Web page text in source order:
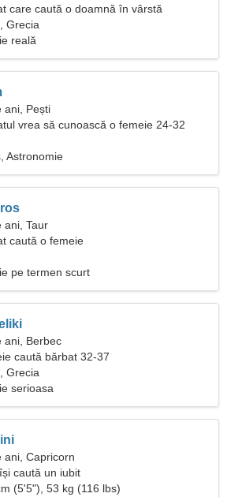
care caută o doamnă în vârstă
Grecia
reală
ani, Pești
vrea să cunoască o femeie 24-32
Astronomie
ani, Taur
caută o femeie
pe termen scurt
ani, Berbec
caută bărbat 32-37
Grecia
serioasa
ani, Capricorn
caută un iubit
(5'5"), 53 kg (116 lbs)